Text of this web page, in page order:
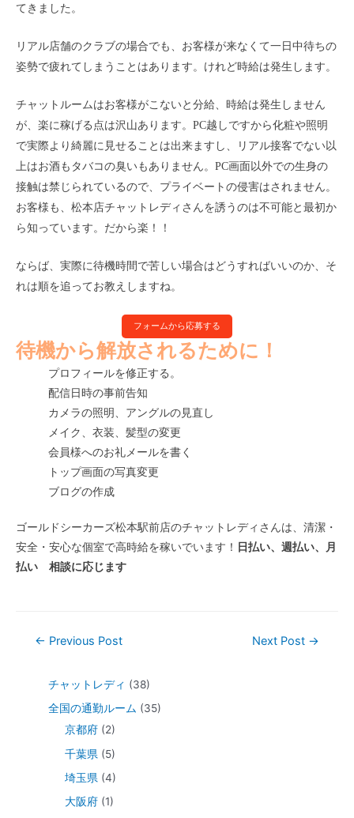
てきました。
リアル店舗のクラブの場合でも、お客様が来なくて一日中待ちの
姿勢で疲れてしまうことはあります。けれど時給は発生します。
チャットルームはお客様がこないと分給、時給は発生しません
が、楽に稼げる点は沢山あります。 PC越しですから化粧や照明
で実際より綺麗に見せることは出来ますし、リアル接客でない以
上はお酒もタバコの臭いもありません。 PC画面以外での生身の
接触は禁じられているので、プライベートの侵害はされません。
お客様も、松本店チャットレディさんを誘うのは不可能と最初か
ら知っています。だから楽！！
ならば、実際に待機時間で苦しい場合はどうすればいいのか、そ
れは順を追ってお教えしますね。
フォームから応募する
待機から解放されるために！
プロフィールを修正する。
配信日時の事前告知
カメラの照明、アングルの見直し
メイク、衣装、髪型の変更
会員様へのお礼メールを書く
トップ画面の写真変更
ブログの作成
ゴールドシーカーズ松本駅前店のチャットレディさんは、清潔・
安全・安心な個室で高時給を稼いでいます！ 日払い、週払い、月
払い 相談に応じます
← Previous Post Next Post →
チャットレディ (38)
全国の通勤ルーム (35)
京都府(2)
千葉県 (5)
埼玉県 (4)
大阪府(1)